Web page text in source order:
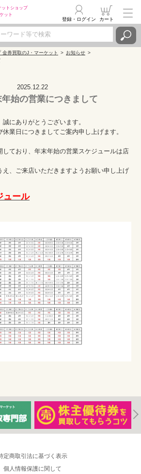
ットショップ
ット
登録・ログイン カート
券買取のJ・マーケット
お知らせ
2025.12.22
年始の営業につきまして
にありがとうございます。
業日につきましてご案内申し上げます。
しており、年末年始の営業スケジュールは店
え、ご来店いただきますようお願い申し上げ
ュール
定商取引法に基づく表示
個人情報保護に関して